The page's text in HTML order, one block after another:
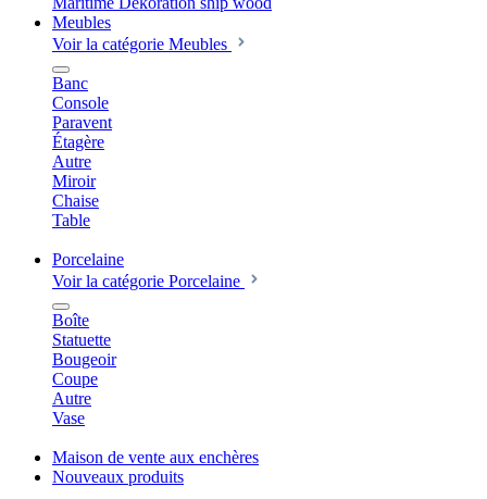
Meubles
Voir la catégorie Meubles
Banc
Console
Paravent
Étagère
Autre
Miroir
Chaise
Table
Porcelaine
Voir la catégorie Porcelaine
Boîte
Statuette
Bougeoir
Coupe
Autre
Vase
Maison de vente aux enchères
Nouveaux produits